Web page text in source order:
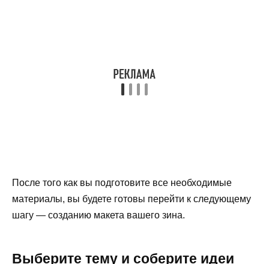
После того как вы подготовите все необходимые
материалы, вы будете готовы перейти к следующему
шагу — созданию макета вашего зина.
Выберите тему и соберите идеи